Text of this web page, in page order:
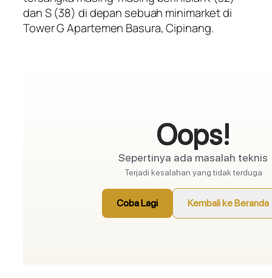
dan S (38) di depan sebuah minimarket di
Tower G Apartemen Basura, Cipinang.